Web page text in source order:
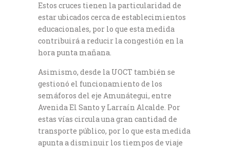
Estos cruces tienen la particularidad de
estar ubicados cerca de establecimientos
educacionales, por lo que esta medida
contribuirá a reducir la congestión en la
hora punta mañana.
Asimismo, desde la UOCT también se
gestionó el funcionamiento de los
semáforos del eje Amunátegui, entre
Avenida El Santo y Larraín Alcalde. Por
estas vías circula una gran cantidad de
transporte público, por lo que esta medida
apunta a disminuir los tiempos de viaje